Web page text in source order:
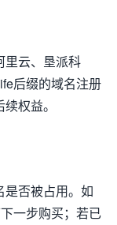
里云、垦派科
后缀的域名注册
权益。
否被占用。如
一步购买；若已